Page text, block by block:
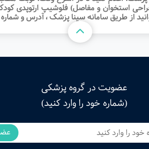
استخوان و مفاصل) فلوشیپ ارتوپدی
از طریق سامانه سینا پزشک ، آدرس و
عضویت در گروه پزشکی
(شماره خود را وارد کنید)